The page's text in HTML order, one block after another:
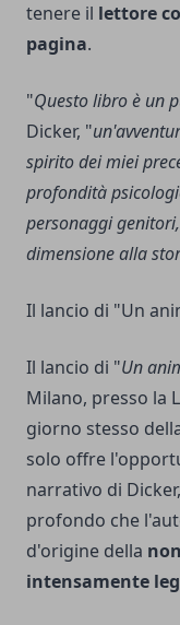
tenere il lettore
pagina.
"Questo libro è un
Dicker, "
spirito dei miei
profondità
personaggi
dimensione alla
Il lancio di "Un
Il lancio di "Un
Milano, presso la
giorno stesso
solo offre
narrativo di
profondo che
d'origine della
intensamente